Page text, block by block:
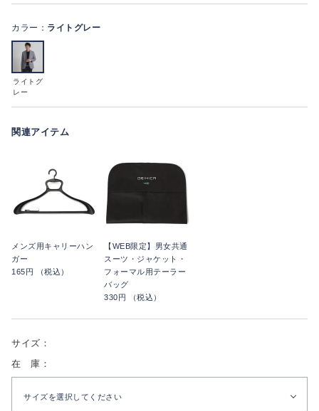
カラー： ライトグレー
ライトグ
レー
関連アイテム
メンズ用キャリーハン
ガー
165円 （税込）
【WEB限定】男女共通
スーツ・ジャケット・
フォーマル用テーラー
バッグ
330円 （税込）
サイズ：
在 庫：
サイズを選択してください